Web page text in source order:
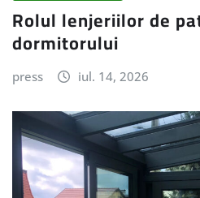
Rolul lenjeriilor de
dormitorului
press iul. 14, 2026